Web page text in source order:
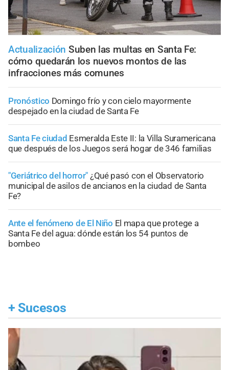
Actualización Suben las multas en Santa Fe:
cómo quedarán los nuevos montos de las
infracciones más comunes
Pronóstico Domingo frío y con cielo mayormente
despejado en la ciudad de Santa Fe
Santa Fe ciudad Esmeralda Este II: la Villa Suramericana
que después de los Juegos será hogar de 346 familias
"Geriátrico del horror" ¿Qué pasó con el Observatorio
municipal de asilos de ancianos en la ciudad de Santa
Fe?
Ante el fenómeno de El Niño El mapa que protege a
Santa Fe del agua: dónde están los 54 puntos de
bombeo
+ Sucesos